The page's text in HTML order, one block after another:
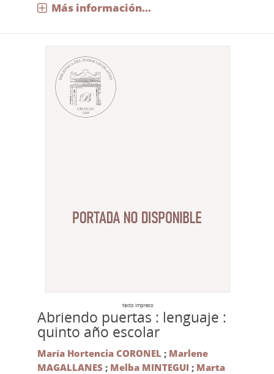
Más información...
texto impreso
Abriendo puertas : lenguaje :
quinto año escolar
María Hortencia CORONEL; Marlene
MAGALLANES ; Melba MINTEGUI ; Marta